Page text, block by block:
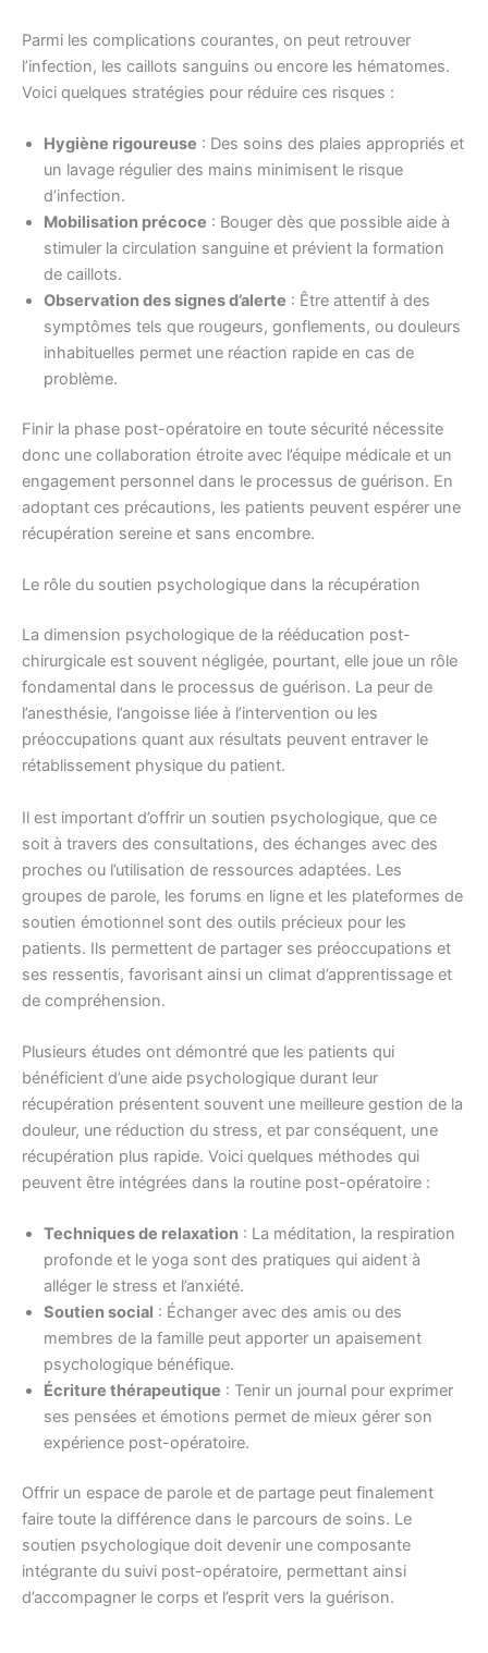
Parmi les complications courantes, on peut retrouver
l’infection, les caillots sanguins ou encore les hématomes.
Voici quelques stratégies pour réduire ces risques :
Hygiène rigoureuse : Des soins des plaies appropriés et
un lavage régulier des mains minimisent le risque
d’infection.
Mobilisation précoce : Bouger dès que possible aide à
stimuler la circulation sanguine et prévient la formation
de caillots.
Observation des signes d’alerte : Être attentif à des
symptômes tels que rougeurs, gonflements, ou douleurs
inhabituelles permet une réaction rapide en cas de
problème.
Finir la phase post-opératoire en toute sécurité nécessite
donc une collaboration étroite avec l’équipe médicale et un
engagement personnel dans le processus de guérison. En
adoptant ces précautions, les patients peuvent espérer une
récupération sereine et sans encombre.
Le rôle du soutien psychologique dans la récupération
La dimension psychologique de la rééducation post-
chirurgicale est souvent négligée, pourtant, elle joue un rôle
fondamental dans le processus de guérison. La peur de
l’anesthésie, l’angoisse liée à l’intervention ou les
préoccupations quant aux résultats peuvent entraver le
rétablissement physique du patient.
Il est important d’offrir un soutien psychologique, que ce
soit à travers des consultations, des échanges avec des
proches ou l’utilisation de ressources adaptées. Les
groupes de parole, les forums en ligne et les plateformes de
soutien émotionnel sont des outils précieux pour les
patients. Ils permettent de partager ses préoccupations et
ses ressentis, favorisant ainsi un climat d’apprentissage et
de compréhension.
Plusieurs études ont démontré que les patients qui
bénéficient d’une aide psychologique durant leur
récupération présentent souvent une meilleure gestion de la
douleur, une réduction du stress, et par conséquent, une
récupération plus rapide. Voici quelques méthodes qui
peuvent être intégrées dans la routine post-opératoire :
Techniques de relaxation : La méditation, la respiration
profonde et le yoga sont des pratiques qui aident à
alléger le stress et l’anxiété.
Soutien social : Échanger avec des amis ou des
membres de la famille peut apporter un apaisement
psychologique bénéfique.
Écriture thérapeutique : Tenir un journal pour exprimer
ses pensées et émotions permet de mieux gérer son
expérience post-opératoire.
Offrir un espace de parole et de partage peut finalement
faire toute la différence dans le parcours de soins. Le
soutien psychologique doit devenir une composante
intégrante du suivi post-opératoire, permettant ainsi
d’accompagner le corps et l’esprit vers la guérison.